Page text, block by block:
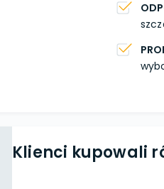
Klienci kupowali